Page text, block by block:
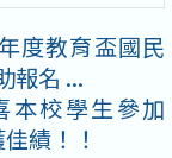
度教育盃國民
報名 ...
本校學生參加
績！！